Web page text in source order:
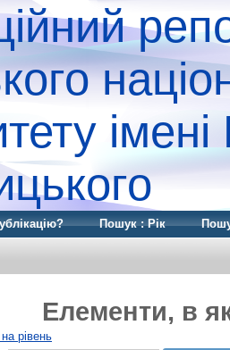
Пошук : Рік
Елементи, в
рівень